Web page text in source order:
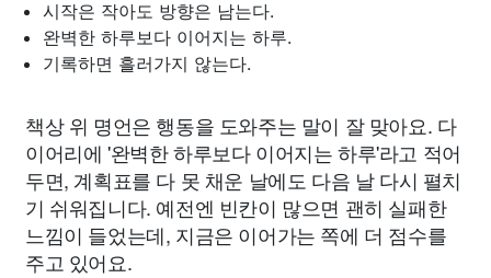
시작은 작아도 방향은 남는다.
완벽한 하루보다 이어지는 하루.
기록하면 흘러가지 않는다.
책상 위 명언은 행동을 도와주는 말이 잘 맞아요. 다
이어리에 '완벽한 하루보다 이어지는 하루'라고 적어
두면, 계획표를 다 못 채운 날에도 다음 날 다시 펼치
기 쉬워집니다. 예전엔 빈칸이 많으면 괜히 실패한
느낌이 들었는데, 지금은 이어가는 쪽에 더 점수를
주고 있어요.